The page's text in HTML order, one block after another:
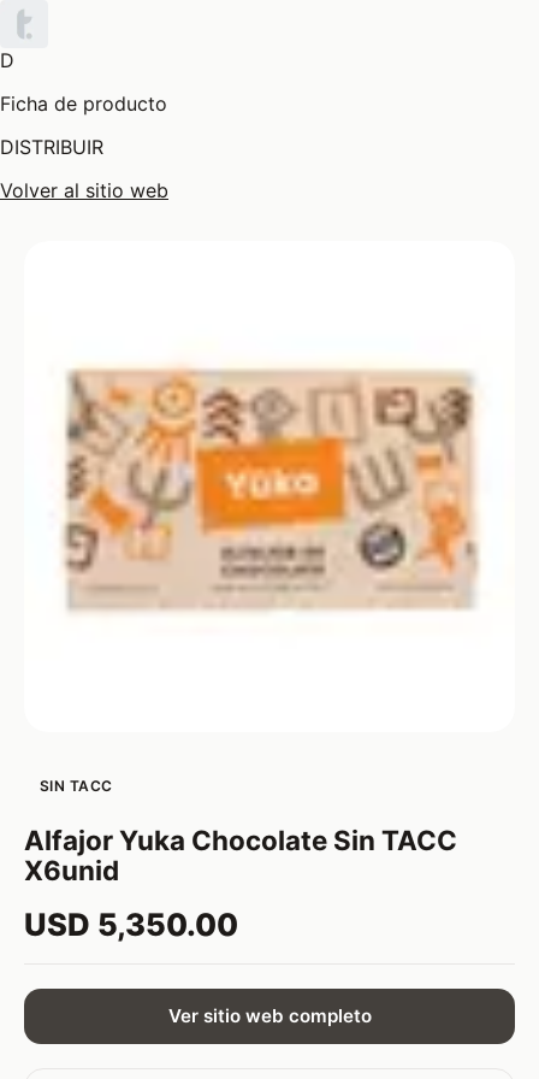
D
Ficha de producto
DISTRIBUIR
Volver al sitio web
SIN TACC
Alfajor Yuka Chocolate Sin TACC
X6unid
USD 5,350.00
Ver sitio web completo